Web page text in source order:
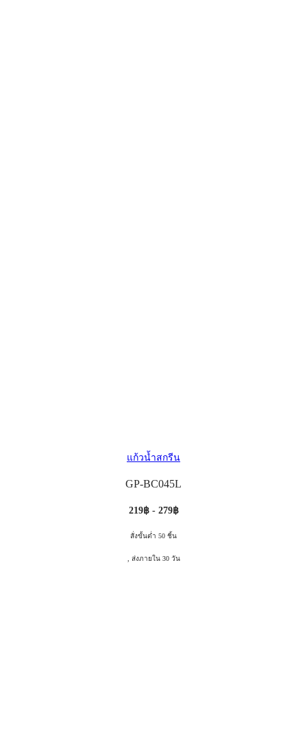
แก้วน้ำสกรีน
GP-BC045L
219฿ - 279฿
สั่งขั้นต่ำ 50 ชิ้น
, ส่งภายใน 30 วัน